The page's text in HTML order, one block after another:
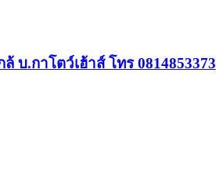
บ.กาโตว์เฮ้าส์ โทร 0814853373